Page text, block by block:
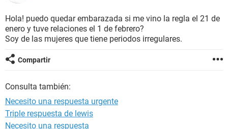
BIENESTAR
Hola! puedo quedar embarazada si me vino la regla el 21 de
enero y tuve relaciones el 1 de febrero?
Soy de las mujeres que tiene periodos irregulares.
Compartir
Consulta también:
Necesito una respuesta urgente
Triple respuesta de lewis
Necesito una respuesta